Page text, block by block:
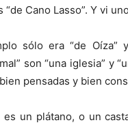
“de Cano Lasso”. Y vi
sólo era “de Oíza”
son “una iglesia” y
pensadas y bien
un plátano, o un